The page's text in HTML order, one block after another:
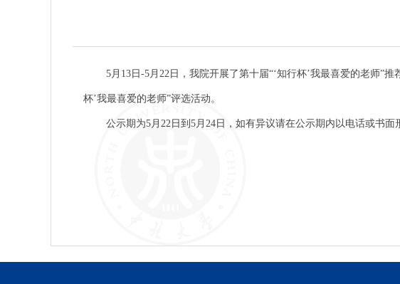
5月13日-5月22日，我院开展了第十届“‘知行杯’我最喜爱的老师”推
杯’我最喜爱的老师”评选活动。
公示期为5月22日到5月24日，如有异议请在公示期内以电话或书面